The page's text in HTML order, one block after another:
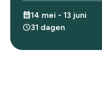
calendar_month14 mei - 13 juni
schedule31 dagen